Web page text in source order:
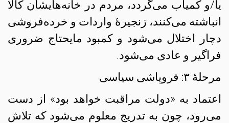
یا/و کمیاب می‌گردد، مردم در خانه‌هایشان کالا
انباشته می‌کنند، زنجیرهٔ واردات و خرده‌فروشی
دچار اختلال می‌شود و کمبود مایحتاج ضروری
فراگیر و عادی می‌شود.
مرحلهٔ ۳: فروپاشی سیاسی
اعتماد به «دولت مراقبت خواهد بود» از دست
می‌رود، چون به تدریج معلوم می‌شود که تلاش